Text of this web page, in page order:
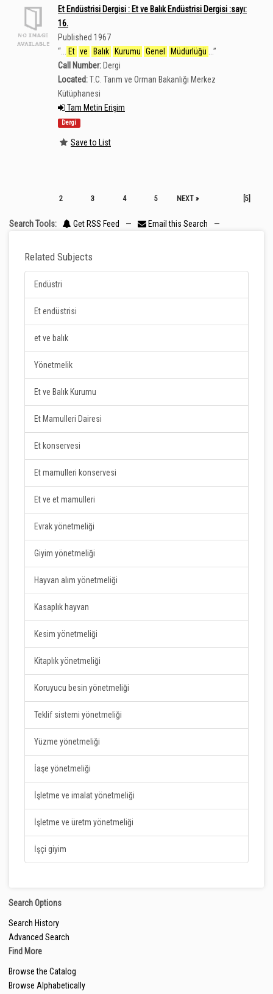
Et Endüstrisi Dergisi : Et ve Balık Endüstrisi Dergisi :sayı:
16.
Published 1967
“
Et ve Balık Kurumu Genel Müdürlüğü
”
Call Number: Dergi
Located:T.C. Tarım ve Orman Bakanlığı Merkez
Kütüphanesi
Tam Metin Erişim
Dergi
Save to List
2 3 4 5 NEXT » [5]
Search Tools: Get RSS Feed — Email this Search —
Related Subjects
Endüstri
Et endüstrisi
et ve balık
Yönetmelik
Et ve Balık Kurumu
Et Mamulleri Dairesi
Et konservesi
Et mamulleri konservesi
Et ve et mamulleri
Evrak yönetmeliği
Giyim yönetmeliği
Hayvan alım yönetmeliği
Kasaplık hayvan
Kesim yönetmeliği
Kitaplık yönetmeliği
Koruyucu besin yönetmeliği
Teklif sistemi yönetmeliği
Yüzme yönetmeliği
İaşe yönetmeliği
İşletme ve imalat yönetmeliği
İşletme ve üretm yönetmeliği
İşçi giyim
Search Options
Search History
Advanced Search
Find More
Browse the Catalog
Browse Alphabetically